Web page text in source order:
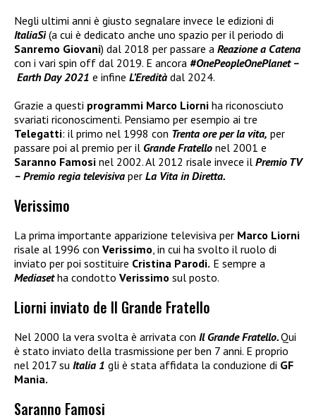
Negli ultimi anni è giusto segnalare invece le edizioni di
ItaliaSì(a cui è dedicato anche uno spazio per il periodo di
Sanremo Giovani) dal 2018 per passare a Reazione a Catena
con i vari spin off dal 2019. E ancora #OnePeopleOnePlanet –
Earth Day 2021 e infine L’Eredità dal 2024.
Grazie a questi programmi Marco Liorni ha riconosciuto
svariati riconoscimenti. Pensiamo per esempio ai tre
Telegatti: il primo nel 1998 con Trenta ore per la vita, per
passare poi al premio per il Grande Fratello nel 2001 e
Saranno Famosi nel 2002. Al 2012 risale invece il Premio TV
– Premio regia televisiva per La Vita in Diretta.
Verissimo
La prima importante apparizione televisiva per Marco Liorni
risale al 1996 con Verissimo , in cui ha svolto il ruolo di
inviato per poi sostituire Cristina Parodi. E sempre a
Mediasetha condotto Verissimo sul posto.
Liorni inviato de Il Grande Fratello
Nel 2000 la vera svolta è arrivata con Il Grande Fratello.Qui
è stato inviato della trasmissione per ben 7 anni. E proprio
nel 2017 su Italia 1 gli è stata affidata la conduzione di GF
Mania.
Saranno Famosi